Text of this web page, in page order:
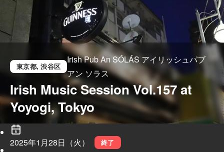
東京都, 渋谷区
Irish Pub An SÓLÁS アイリッシュパブ
アン ソラス
Irish Music Session Vol.157 at
Yoyogi, Tokyo
2025年1月28日（火） 終了